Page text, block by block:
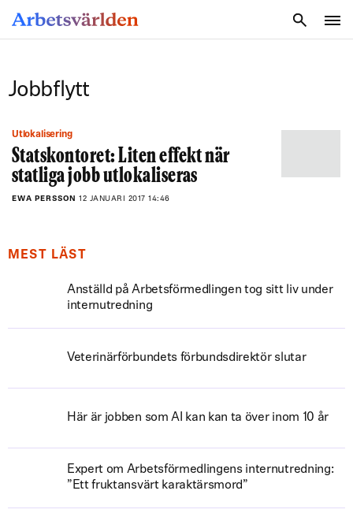
Jobbflytt
Utlokalisering
Statskontoret: Liten effekt när
statliga jobb utlokaliseras
EWA PERSSON 12 JANUARI 2017 14:46
MEST LÄST
Anställd på Arbetsförmedlingen tog sitt liv under
internutredning
Veterinärförbundets förbundsdirektör slutar
Här är jobben som AI kan kan ta över inom 10 år
Expert om Arbetsförmedlingens internutredning:
”Ett fruktansvärt karaktärsmord”